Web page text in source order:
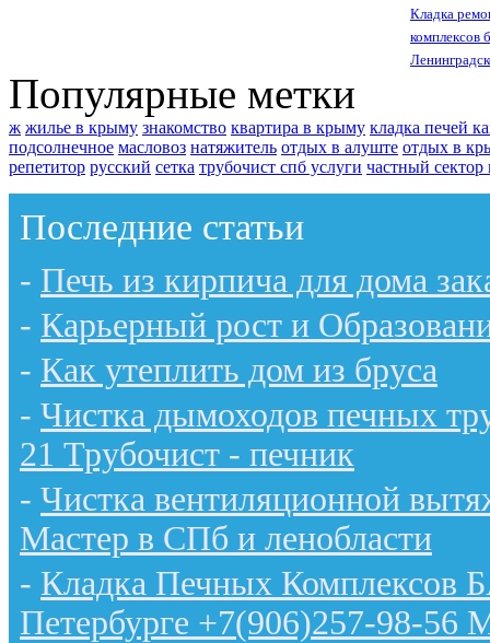
Кладка
комплексов
Популярные метки
ж жилье в крыму знакомство квартира в крыму кладка печей
подсолнечное масловоз натяжитель отдых в алуште отдых в
репетитор русский сетка трубочист спб услуги частный
Последние статьи
- Печь из кирпича для дома
- Карьерный рост и
- Как утеплить дом из бруса
- Чистка дымоходов печных
21 Трубочист - печник
- Чистка вентиляционной
Мастер в СПб и ленобласти
- Кладка Печных Комплексов
Петербурге +7(906)257-98-56